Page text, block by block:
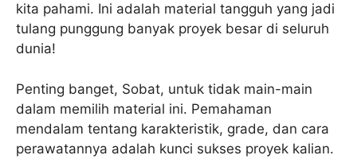
kita pahami. Ini adalah material tangguh yang jadi
tulang punggung banyak proyek besar di seluruh
dunia!
Penting banget, Sobat, untuk tidak main-main
dalam memilih material ini. Pemahaman
mendalam tentang karakteristik, grade, dan cara
perawatannya adalah kunci sukses proyek kalian.